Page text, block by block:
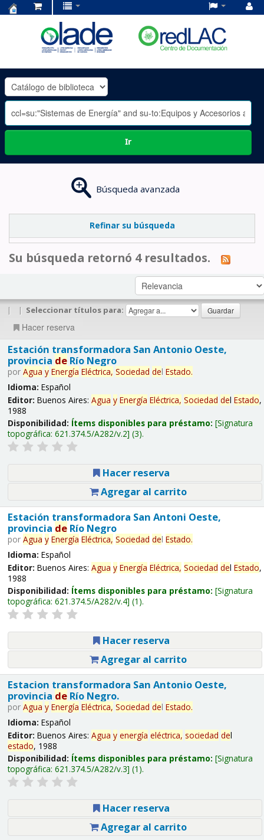
OLADE
-
Ir
Búsqueda avanzada
Refinar su búsqueda
Su búsqueda retornó 4 resultados.
| | Seleccionar títulos para:
Hacer reserva
Estación transformadora San Antonio Oeste,
provincia deRío Negro
por Agua y Energía Eléctrica, Sociedad del Estado.
Idioma: Español
Editor: Buenos Aires: Agua y Energía Eléctrica, Sociedad del Estado,
1988
Disponibilidad: Ítems disponibles para préstamo: Signatura
topográfica: 621.374.5/A282/v.2 (3).
Hacer reserva
Agregar al carrito
Estación transformadora San Antoni Oeste,
provincia deRío Negro
por Agua y Energía Eléctrica, Sociedad del Estado.
Idioma: Español
Editor: Buenos Aires: Agua y Energía Eléctrica, Sociedad del Estado,
1988
Disponibilidad: Ítems disponibles para préstamo: Signatura
topográfica: 621.374.5/A282/v.4 (1).
Hacer reserva
Agregar al carrito
Estacion transformadora San Antonio Oeste,
provincia deRío Negro.
por Agua y Energía Eléctrica, Sociedad del Estado.
Idioma: Español
Editor: Buenos Aires: Agua y energía eléctrica, sociedad del
estado, 1988
Disponibilidad: Ítems disponibles para préstamo: Signatura
topográfica: 621.374.5/A282/v.3 (1).
Hacer reserva
Agregar al carrito